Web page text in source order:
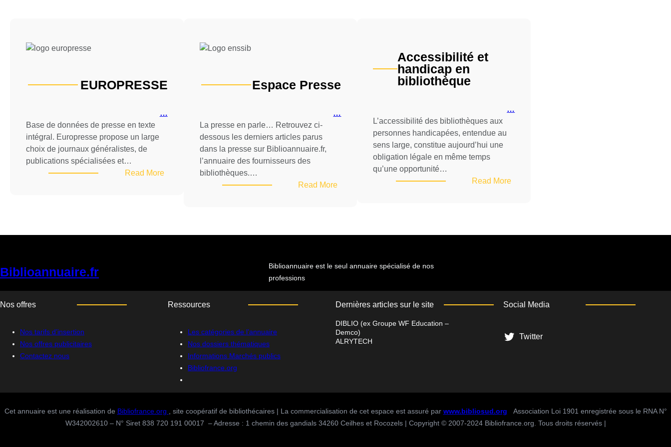
EUROPRESSE
…
Base de données de presse en texte
intégral. Europresse propose un large
choix de journaux généralistes, de
publications spécialisées et…
Read More:
Espace Presse
…
La presse en parle… Retrouvez ci-
dessous les derniers articles parus
dans la presse sur Biblioannuaire.fr,
l’annuaire des fournisseurs des
bibliothèques.…
Read More:
Accessibilité et
handicap en
bibliothèque
…
L’accessibilité des bibliothèques aux
personnes handicapées, entendue au
sens large, constitue aujourd’hui une
obligation légale en même temps
qu’une opportunité…
Read More:
Biblioannuaire.fr
Biblioannuaire est le seul annuaire spécialisé de nos
professions
Nos offres
Nos tarifs d’insertion
Nos offres publicitaires
Contactez nous
Ressources
Les catégories de l’annuaire
Nos dossiers thématiques
Informations Marchés publics
Bibliofrance .org
Dernières articles sur le site
DIBLIO (ex Groupe WF Education –
Demco)
ALRYTECH
Social Media
Twitter
Cet annuaire est une réalisation de Bibliofrance.org , site coopératif de bibliothécaires | La commercialisation de cet espace est assuré par www.bibliosud.org
Association Loi 1901 enregistrée sous le RNA N°
W342002610 – N° Siret 838 720 191 00017 – Adresse : 1 chemin des gandials 34260 Ceilhes et Rocozels | Copyright © 2007-2024 Bibliofrance.org. Tous droits réservés |